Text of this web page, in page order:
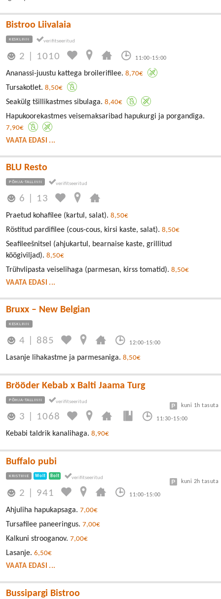
Bistroo Liivalaia
KESKLINN
2 1010 11:00-15:00
Ananassi-juustu kattega broilerifilee. 8,70€
Tursakotlet. 8,50€
Seakülg tšillikastmes sibulaga. 8,40€
Hapukoorekastmes veisemaksaribad hapukurgi ja porgandiga.
7,90€
VAATA EDASI ...
BLU Resto
PÕHJA-TALLINN
6 13
Praetud kohafilee (kartul, salat). 8,50€
Röstitud pardifilee (cous-cous, kirsi kaste, salat). 8,50€
Seafileešnitsel (ahjukartul, bearnaise kaste, grillitud
köögiviljad). 8,50€
Trühvlipasta veiselihaga (parmesan, kirss tomatid). 8,50€
VAATA EDASI ...
Bruxx – New Belgian
KESKLINN
4 885 12:00-15:00
Lasanje lihakastme ja parmesaniga. 8,50€
Brööder Kebab x Balti Jaama Turg
PÕHJA-TALLINN
3 1068 11:30-15:00
kuni 1h tasuta
Kebabi taldrik kanalihaga. 8,90€
Buffalo pubi
KRISTIINE Wolt Bolt
2 941 11:00-15:00
kuni 2h tasuta
Ahjuliha hapukapsaga. 7,00€
Tursafilee paneeringus. 7,00€
Kalkuni strooganov. 7,00€
Lasanje. 6,50€
VAATA EDASI ...
Bussipargi Bistroo